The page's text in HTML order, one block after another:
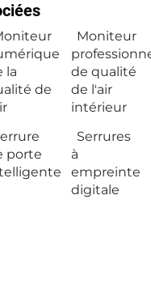
la
de
Moniteur
de qualité
de l'air
intérieur
porte
Serrures
à
empreinte
digitale